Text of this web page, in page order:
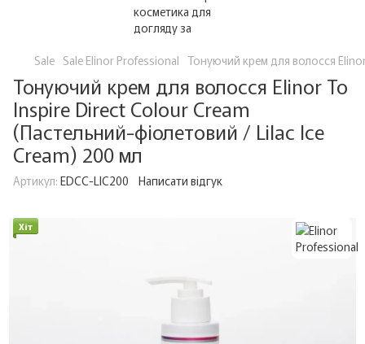
Sale Sale Elinor Professional Тонуючий крем для волосся
Тонуючий крем для волосся Elinor To
Inspire Direct Colour Cream
(Пастельний-фіолетовий / Lilac Ice
Cream) 200 мл
Артикул: EDCC-LIC200 Написати відгук
Хіт